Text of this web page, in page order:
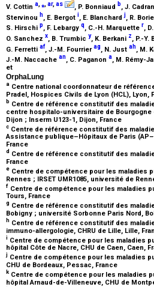
V. Cottin a,⁎,ar,as , P. Bonniaud b, J.
Stervinou h, E. Bergot i, E. Blanchardj, R. Borie
S. Hirschi p, F. Lebargy q, C.-H. Marquette r,
O. Sanchez x, B. Trumbic y, K. Berkani z, P.-Y.
G. Ferretti af, J.-M. Fourrierag, N. Just ah, M.
J.-M. Naccache an, C. Paganon a, M. Rémy-
et
OrphaLung
a Centre national coordonnateur de
Pradel, Hospices Civils de Lyon (HCL), Lyon,
b Centre de référence constitutif des
centre hospitalo-universitaire de
Dijon ; Inserm U123-1, Dijon, France
c Centre de référence constitutif des
Assistance publique–Hôpitaux de Paris
France
d Centre de référence constitutif des
France
e Centre de compétence pour les maladies
Rennes ; IRSET UMR1085, université de
f Centre de compétence pour les maladies
Tours, France
g Centre de référence constitutif des
Bobigny ; université Sorbonne Paris Nord,
h Centre de référence constitutif des
immuno-allergologie, CHRU de Lille, Lille,
i Centre de compétence pour les maladies
hôpital Côte de Nacre, CHU de Caen, Caen,
j Centre de compétence pour les maladies
CHU de Bordeaux, Pessac, France
k Centre de compétence pour les maladies
hôpital Arnaud-de-Villeneuve, CHU de